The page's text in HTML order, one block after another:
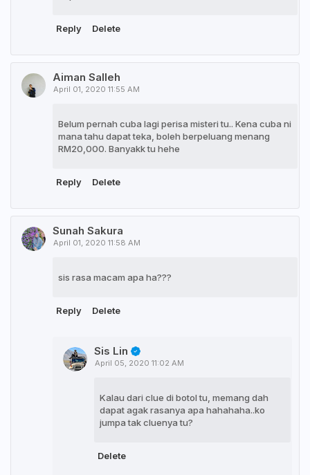
Reply Delete
Aiman Salleh
April 01, 2020 11:55 AM
Belum pernah cuba lagi perisa misteri tu.. Kena cuba ni
mana tahu dapat teka, boleh berpeluang menang
RM20,000. Banyakk tu hehe
Reply Delete
Sunah Sakura
April 01, 2020 11:58 AM
sis rasa macam apa ha???
Reply Delete
Sis Lin
April 05, 2020 11:02 AM
Kalau dari clue di botol tu, memang dah
dapat agak rasanya apa hahahaha..ko
jumpa tak cluenya tu?
Delete